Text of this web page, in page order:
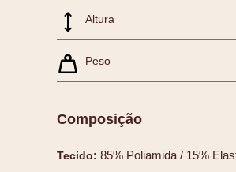
Altura
Peso
Composição
Tecido: 85% Poliamida / 15%